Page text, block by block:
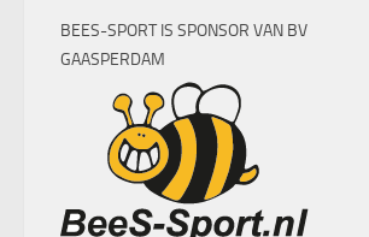
BEES-SPORT IS SPONSOR VAN BV
GAASPERDAM